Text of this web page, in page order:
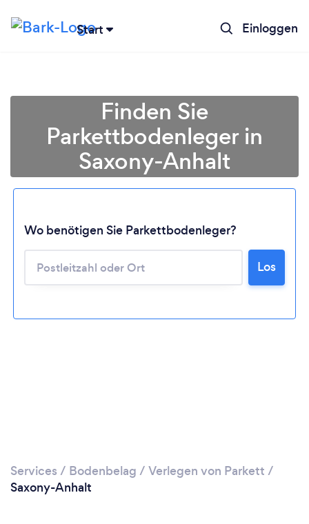
Start Einloggen
Lädt ...
Finden Sie
Parkettbodenleger in
Saxony-Anhalt
Wo benötigen Sie Parkettbodenleger?
Los
Services / Bodenbelag / Verlegen von Parkett /
Saxony-Anhalt